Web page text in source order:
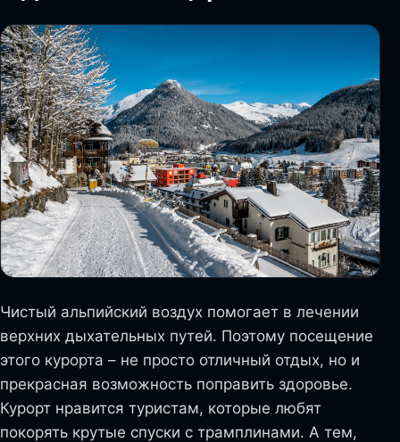
Чистый альпийский воздух помогает в лечении
верхних дыхательных путей. Поэтому посещение
этого курорта – не просто отличный отдых, но и
прекрасная возможность поправить здоровье.
Курорт нравится туристам, которые любят
покорять крутые спуски с трамплинами. А тем,